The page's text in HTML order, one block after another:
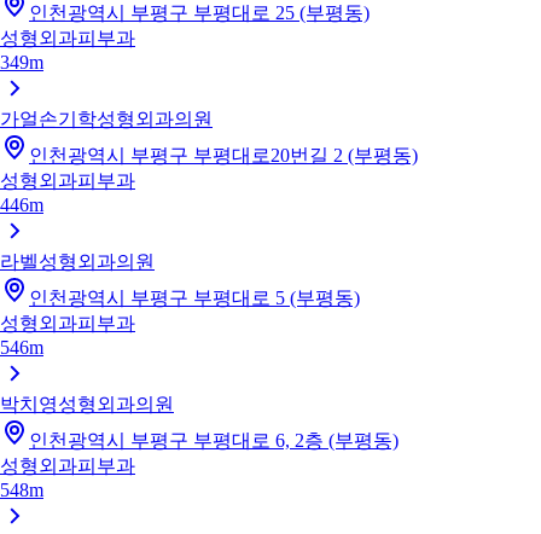
인천광역시 부평구 부평대로 25 (부평동)
성형외과피부과
349m
가얼손기학성형외과의원
인천광역시 부평구 부평대로20번길 2 (부평동)
성형외과피부과
446m
라벨성형외과의원
인천광역시 부평구 부평대로 5 (부평동)
성형외과피부과
546m
박치영성형외과의원
인천광역시 부평구 부평대로 6, 2층 (부평동)
성형외과피부과
548m